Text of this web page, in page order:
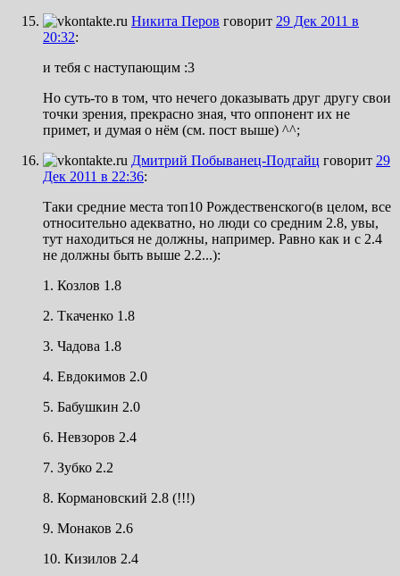
Никита Перов говорит 29 Дек 2011 в
20:32:
и тебя с наступающим :3
Но суть-то в том, что нечего доказывать друг другу свои
точки зрения, прекрасно зная, что оппонент их не
примет, и думая о нём (см. пост выше) ^^;
Дмитрий Побыванец-Подгайц говорит 29
Дек 2011 в 22:36:
Таки средние места топ10 Рождественского(в целом, все
относительно адекватно, но люди со средним 2.8, увы,
тут находиться не должны, например. Равно как и с 2.4
не должны быть выше 2.2...):
1. Козлов 1.8
2. Ткаченко 1.8
3. Чадова 1.8
4. Евдокимов 2.0
5. Бабушкин 2.0
6. Невзоров 2.4
7. Зубко 2.2
8. Кормановский 2.8 (!!!)
9. Монаков 2.6
10. Кизилов 2.4